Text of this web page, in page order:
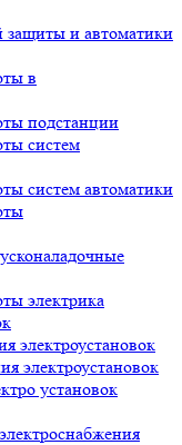
защиты и автоматики
в
подстанции
систем
систем автоматики
электрика
электроустановок
электроустановок
установок